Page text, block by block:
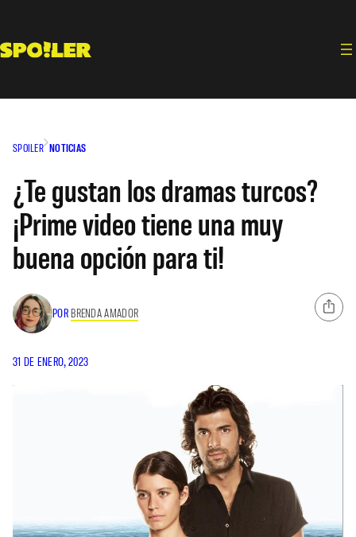
contenido
SPOILER NOTICIAS
¿Te gustan los dramas turcos?
¡Prime video tiene una muy
buena opción para ti!
POR BRENDA AMADOR
31 DE ENERO, 2023